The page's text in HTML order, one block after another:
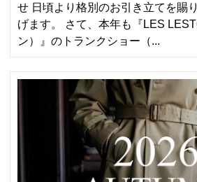
せ 日頃より格別のお引き立てを賜
げます。 さて、本年も『LES
ン）』のトランクショー（...